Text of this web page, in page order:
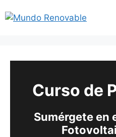
al
Curso de
Sumérgete en